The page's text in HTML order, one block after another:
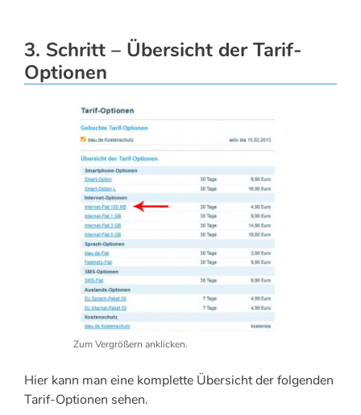
3. Schritt – Übersicht der Tarif-
Optionen
Zum Vergrößern anklicken.
Hier kann man eine komplette Übersicht der folgenden
Tarif-Optionen sehen.